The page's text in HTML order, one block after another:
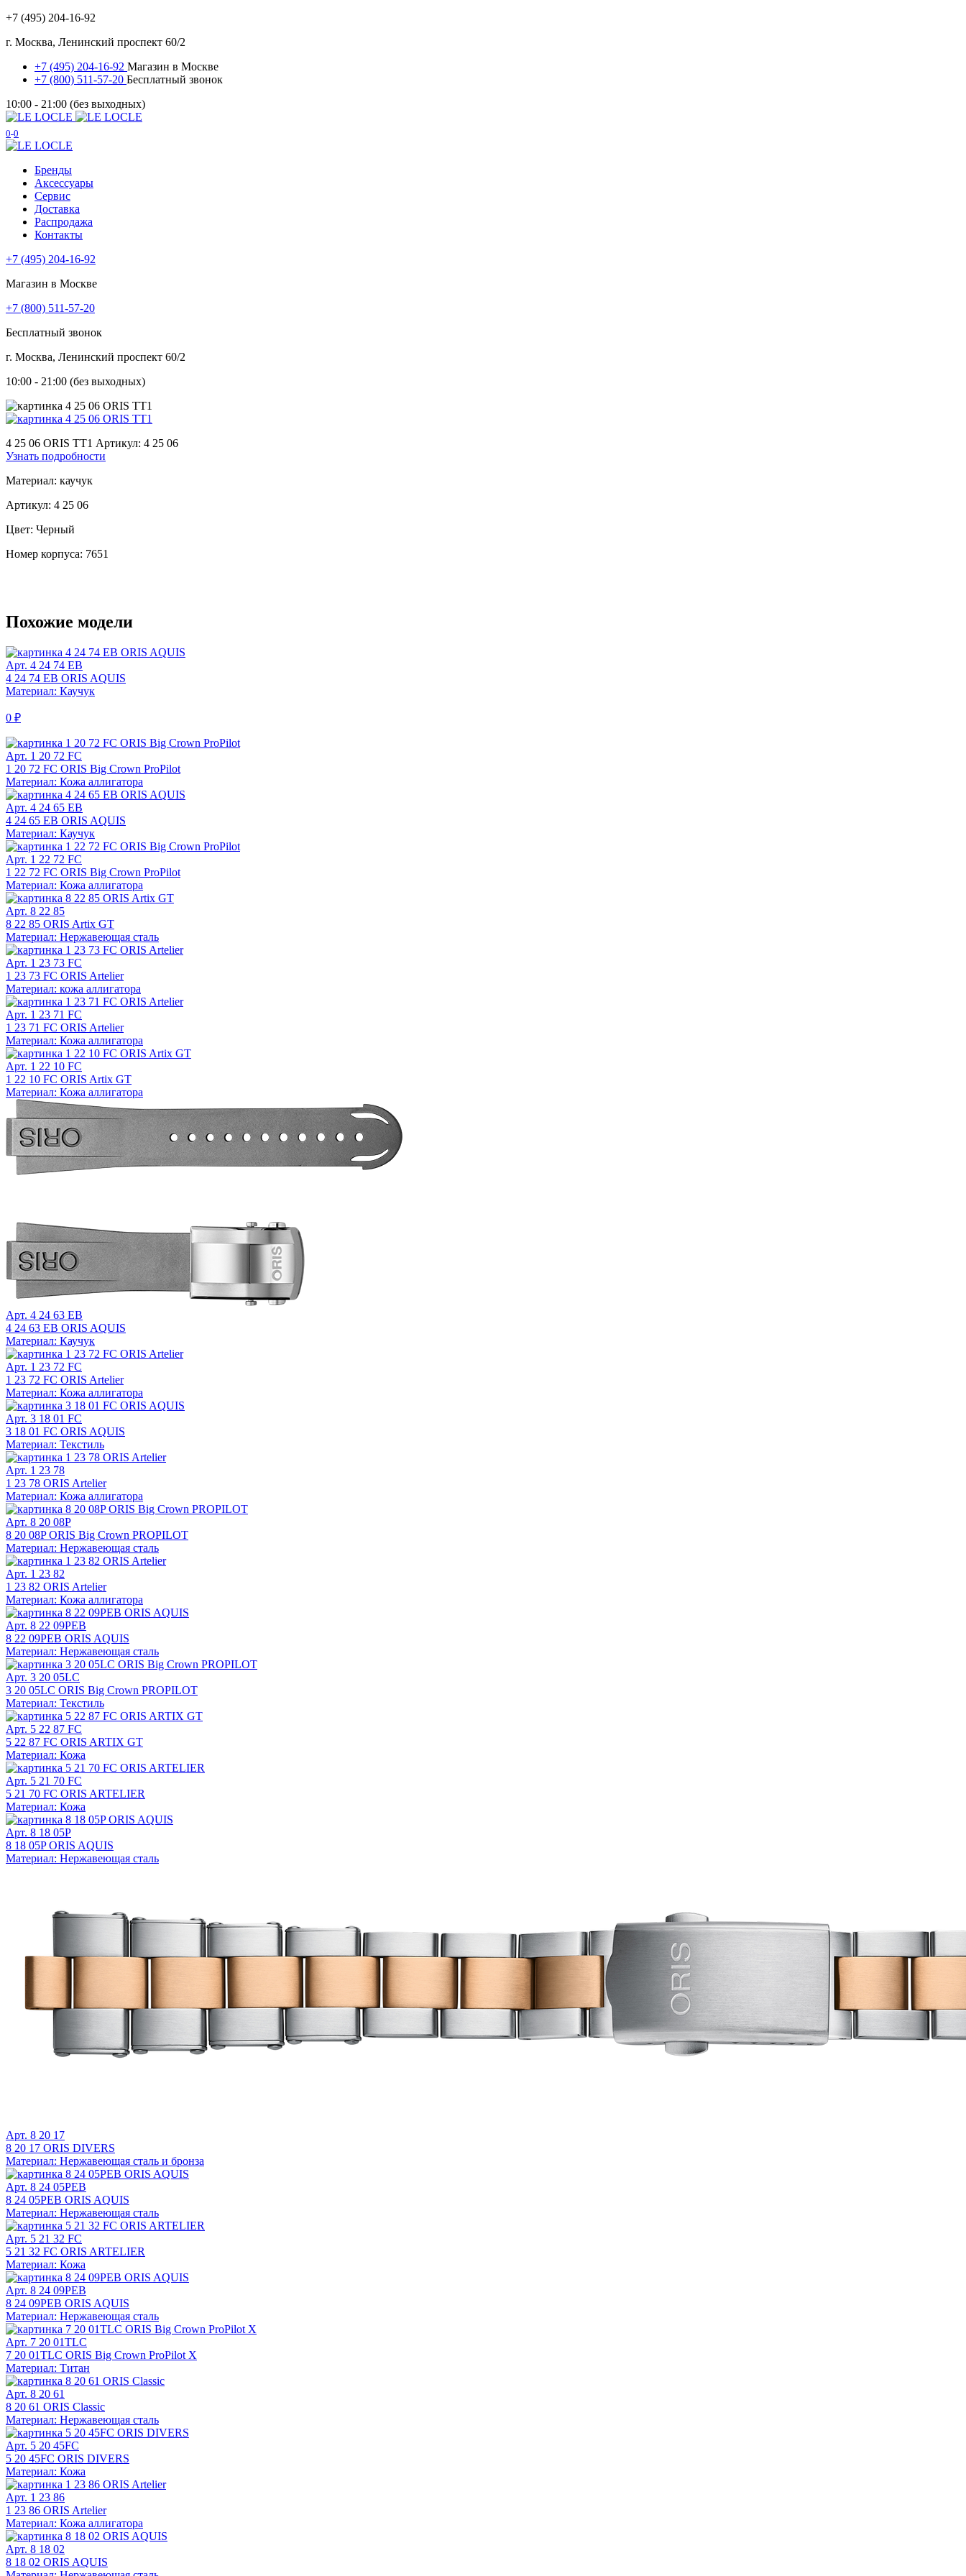
+7 (495) 204-16-92
г. Москва, Ленинский проспект 60/2
+7 (495) 204-16-92 Магазин в Москве
+7 (800) 511-57-20 Бесплатный звонок
10:00 - 21:00 (без выходных)
0 0
Бренды
Аксессуары
Сервис
Доставка
Распродажа
Контакты
+7 (495) 204-16-92
Магазин в Москве
+7 (800) 511-57-20
Бесплатный звонок
г. Москва, Ленинский проспект 60/2
10:00 - 21:00 (без выходных)
4 25 06 ORIS TT1 Артикул: 4 25 06
Узнать подробности
Материал: каучук
Артикул: 4 25 06
Цвет: Черный
Номер корпуса: 7651
Похожие модели
Арт. 4 24 74 EB
4 24 74 EB ORIS AQUIS
Материал: Каучук
0 ₽
Арт. 1 20 72 FC
1 20 72 FC ORIS Big Crown ProPilot
Материал: Кожа аллигатора
Арт. 4 24 65 EB
4 24 65 EB ORIS AQUIS
Материал: Каучук
Арт. 1 22 72 FC
1 22 72 FC ORIS Big Crown ProPilot
Материал: Кожа аллигатора
Арт. 8 22 85
8 22 85 ORIS Artix GT
Материал: Нержавеющая сталь
Арт. 1 23 73 FC
1 23 73 FC ORIS Artelier
Материал: кожа аллигатора
Арт. 1 23 71 FC
1 23 71 FC ORIS Artelier
Материал: Кожа аллигатора
Арт. 1 22 10 FC
1 22 10 FC ORIS Artix GT
Материал: Кожа аллигатора
Арт. 4 24 63 EB
4 24 63 EB ORIS AQUIS
Материал: Каучук
Арт. 1 23 72 FC
1 23 72 FC ORIS Artelier
Материал: Кожа аллигатора
Арт. 3 18 01 FC
3 18 01 FC ORIS AQUIS
Материал: Текстиль
Арт. 1 23 78
1 23 78 ORIS Artelier
Материал: Кожа аллигатора
Арт. 8 20 08P
8 20 08P ORIS Big Crown PROPILOT
Материал: Нержавеющая сталь
Арт. 1 23 82
1 23 82 ORIS Artelier
Материал: Кожа аллигатора
Арт. 8 22 09PEB
8 22 09PEB ORIS AQUIS
Материал: Нержавеющая сталь
Арт. 3 20 05LC
3 20 05LC ORIS Big Crown PROPILOT
Материал: Текстиль
Арт. 5 22 87 FC
5 22 87 FC ORIS ARTIX GT
Материал: Кожа
Арт. 5 21 70 FC
5 21 70 FC ORIS ARTELIER
Материал: Кожа
Арт. 8 18 05P
8 18 05P ORIS AQUIS
Материал: Нержавеющая сталь
Арт. 8 20 17
8 20 17 ORIS DIVERS
Материал: Нержавеющая сталь и бронза
Арт. 8 24 05PEB
8 24 05PEB ORIS AQUIS
Материал: Нержавеющая сталь
Арт. 5 21 32 FC
5 21 32 FC ORIS ARTELIER
Материал: Кожа
Арт. 8 24 09PEB
8 24 09PEB ORIS AQUIS
Материал: Нержавеющая сталь
Арт. 7 20 01TLC
7 20 01TLC ORIS Big Crown ProPilot X
Материал: Титан
Арт. 8 20 61
8 20 61 ORIS Classic
Материал: Нержавеющая сталь
Арт. 5 20 45FC
5 20 45FC ORIS DIVERS
Материал: Кожа
Арт. 1 23 86
1 23 86 ORIS Artelier
Материал: Кожа аллигатора
Арт. 8 18 02
8 18 02 ORIS AQUIS